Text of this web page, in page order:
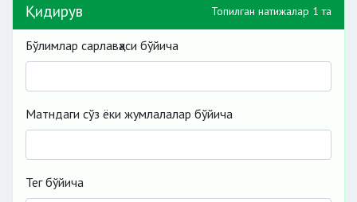
Қидирув Топилган натижалар 1 та
Бўлимлар сарлавҳаси бўйича
Матндаги сўз ёки жумлалалар бўйича
Тег бўйича